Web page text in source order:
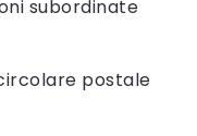
subordinate
postale